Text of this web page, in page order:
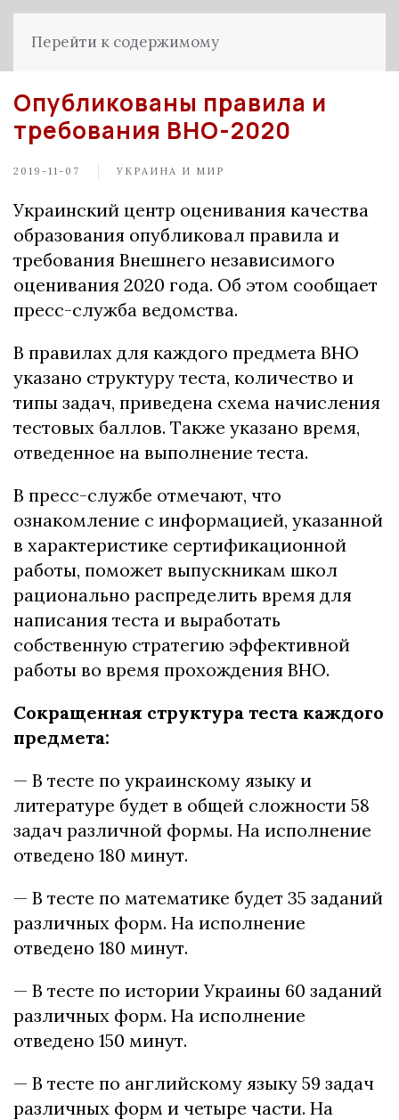
Перейти к содержимому
Опубликованы правила и
требования ВНО-2020
2019-11-07 УКРАИНА И МИР
Украинский центр оценивания качества
образования опубликовал правила и
требования Внешнего независимого
оценивания 2020 года. Об этом сообщает
пресс-служба ведомства.
В правилах для каждого предмета ВНО
указано структуру теста, количество и
типы задач, приведена схема начисления
тестовых баллов. Также указано время,
отведенное на выполнение теста.
В пресс-службе отмечают, что
ознакомление с информацией, указанной
в характеристике сертификационной
работы, поможет выпускникам школ
рационально распределить время для
написания теста и выработать
собственную стратегию эффективной
работы во время прохождения ВНО.
Сокращенная структура теста каждого
предмета:
— В тесте по украинскому языку и
литературе будет в общей сложности 58
задач различной формы. На исполнение
отведено 180 минут.
— В тесте по математике будет 35 заданий
различных форм. На исполнение
отведено 180 минут.
— В тесте по истории Украины 60 заданий
различных форм. На исполнение
отведено 150 минут.
— В тесте по английскому языку 59 задач
различных форм и четыре части. На